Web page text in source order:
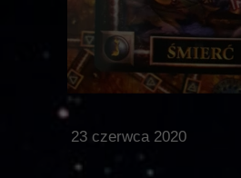
23 czerwca 2020